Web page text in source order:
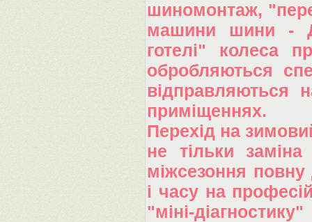
шиномонтаж,
машини шини -
готелі" колеса
обробляються
відправляються
приміщеннях.
Перехід на
не тільки
міжсезоння повну
і часу на
"міні-